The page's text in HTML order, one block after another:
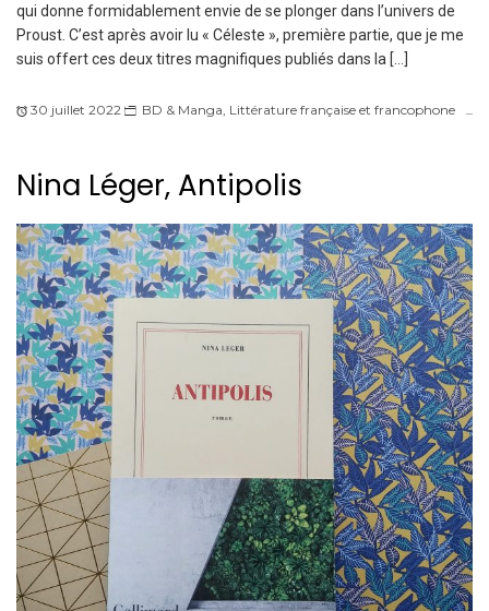
qui donne formidablement envie de se plonger dans l’univers de
Proust. C’est après avoir lu « Céleste », première partie, que je me
suis offert ces deux titres magnifiques publiés dans la […]
30 juillet 2022 BD & Manga Littérature française et francophone
Nina Léger, Antipolis